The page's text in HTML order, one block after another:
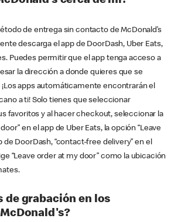
de entrega sin contacto de McDonald’s
descarga el app de DoorDash, Uber Eats,
Puedes permitir que el app tenga acceso a
la dirección a donde quieres que se
apps automáticamente encontrarán el
a ti! Solo tienes que seleccionar
favoritos y al hacer checkout, seleccionar la
en el app de Uber Eats, la opción “Leave
de DoorDash, “contact-free delivery” en el
“Leave order at my door” como la ubicación
de grabación en los